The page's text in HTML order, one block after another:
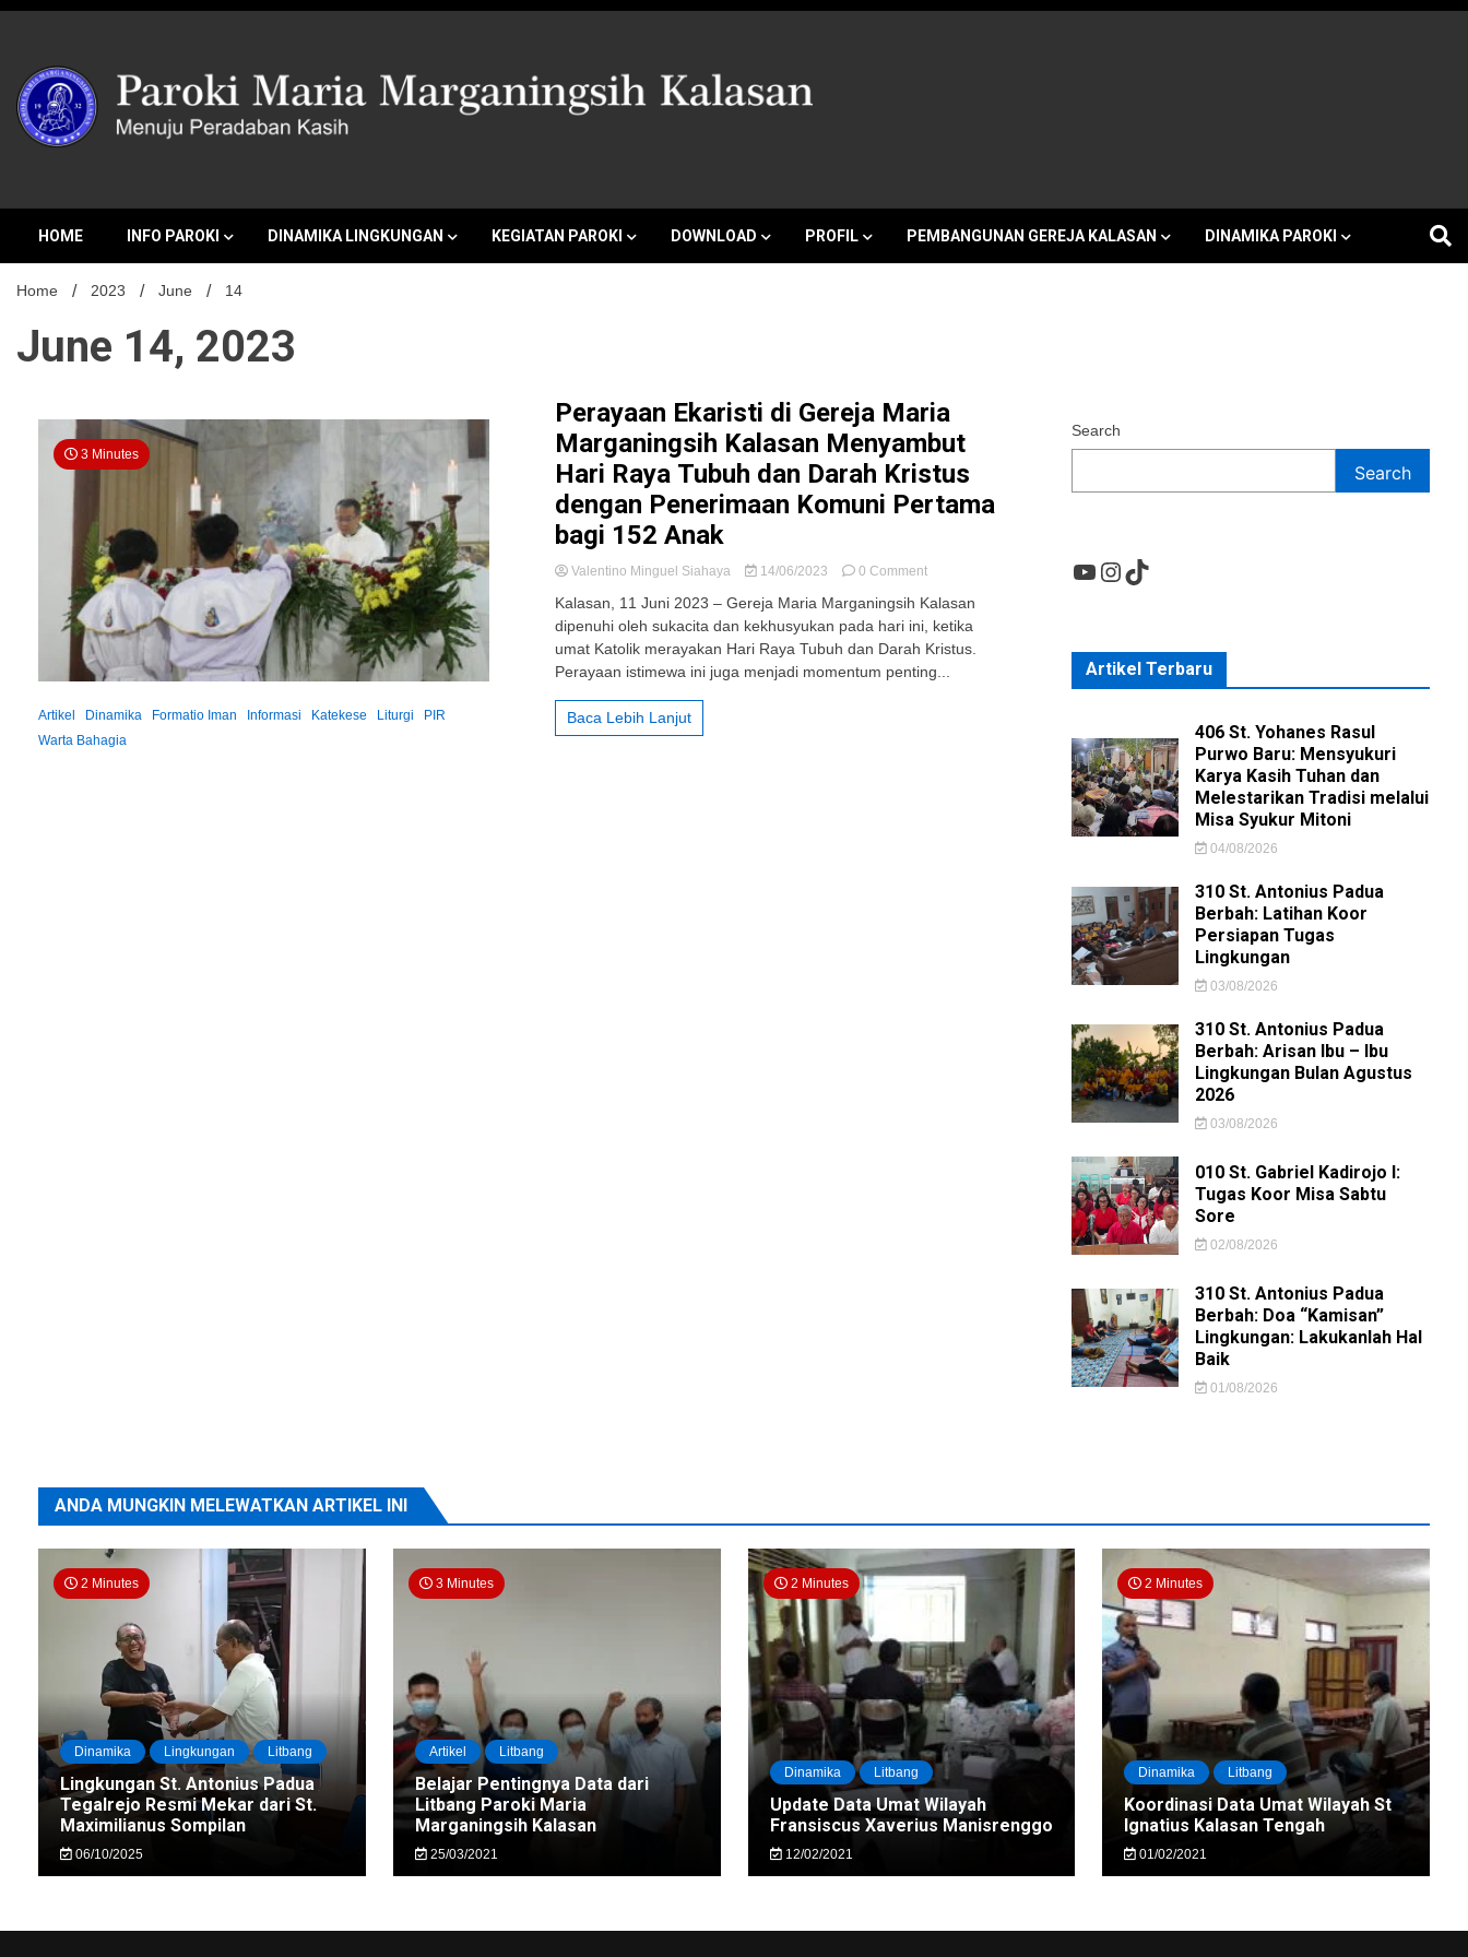
Skip
Paroki Maria Marganingsih Kalasan
HOME INFO PAROKI DINAMIKA LINGKUNGAN KEGIATAN PAROKI DOWNLOAD PROFIL PEMBANGUNAN GEREJA KALASAN DINAMIKA PAROKI
Home 2023 June 14
June 14, 2023
3 Minutes
Artikel Dinamika Formatio Iman Informasi Katekese Liturgi
PIR
Warta Bahagia
Perayaan Ekaristi di Gereja Maria
Marganingsih Kalasan Menyambut
Hari Raya Tubuh dan Darah Kristus
dengan Penerimaan Komuni Pertama
bagi 152 Anak
Valentino Minguel Siahaya 14/06/2023 0 Commenton
Ekaristi
di
Gereja
Maria
Kalasan, 11 Juni 2023 – Gereja Maria Marganingsih Kalasan
dipenuhi oleh sukacita dan kekhusyukan pada hari ini, ketika
umat Katolik merayakan Hari Raya Tubuh dan Darah Kristus.
Perayaan istimewa ini juga menjadi momentum penting...
Baca Lebih Lanjut
Search
Search
YouTube
Instagram
TikTok
Artikel Terbaru
406 St. Yohanes Rasul
Purwo Baru: Mensyukuri
Karya Kasih Tuhan dan
Melestarikan Tradisi melalui
Misa Syukur Mitoni
04/08/2026
310 St. Antonius Padua
Berbah: Latihan Koor
Persiapan Tugas
Lingkungan
03/08/2026
310 St. Antonius Padua
Berbah: Arisan Ibu – Ibu
Lingkungan Bulan Agustus
2026
03/08/2026
010 St. Gabriel Kadirojo I:
Tugas Koor Misa Sabtu
Sore
02/08/2026
310 St. Antonius Padua
Berbah: Doa “Kamisan”
Lingkungan: Lakukanlah Hal
Baik
01/08/2026
ANDA MUNGKIN MELEWATKAN ARTIKEL INI
2 Minutes
Dinamika Lingkungan Litbang
Lingkungan St. Antonius Padua
Tegalrejo Resmi Mekar dari St.
Maximilianus Sompilan
06/10/2025
3 Minutes
Artikel Litbang
Belajar Pentingnya Data dari
Litbang Paroki Maria
Marganingsih Kalasan
25/03/2021
2 Minutes
Dinamika Litbang
Update Data Umat Wilayah
Fransiscus Xaverius Manisrenggo
12/02/2021
2 Minutes
Dinamika Litbang
Koordinasi Data Umat Wilayah St
Ignatius Kalasan Tengah
01/02/2021